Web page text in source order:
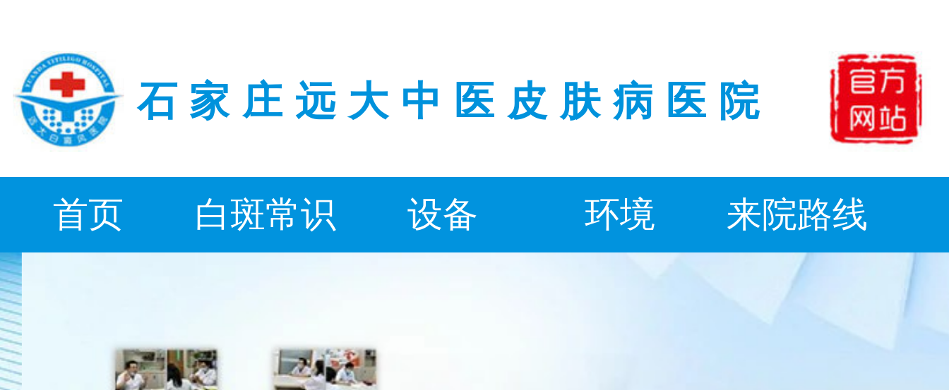
石家庄远大中医皮肤病医院
首页 白斑常识 设备 环境 来院路线